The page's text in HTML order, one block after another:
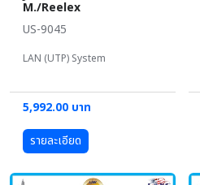
M./Reelex
US-9045
LAN (UTP) System
5,992.00 บาท
รายละเอียด